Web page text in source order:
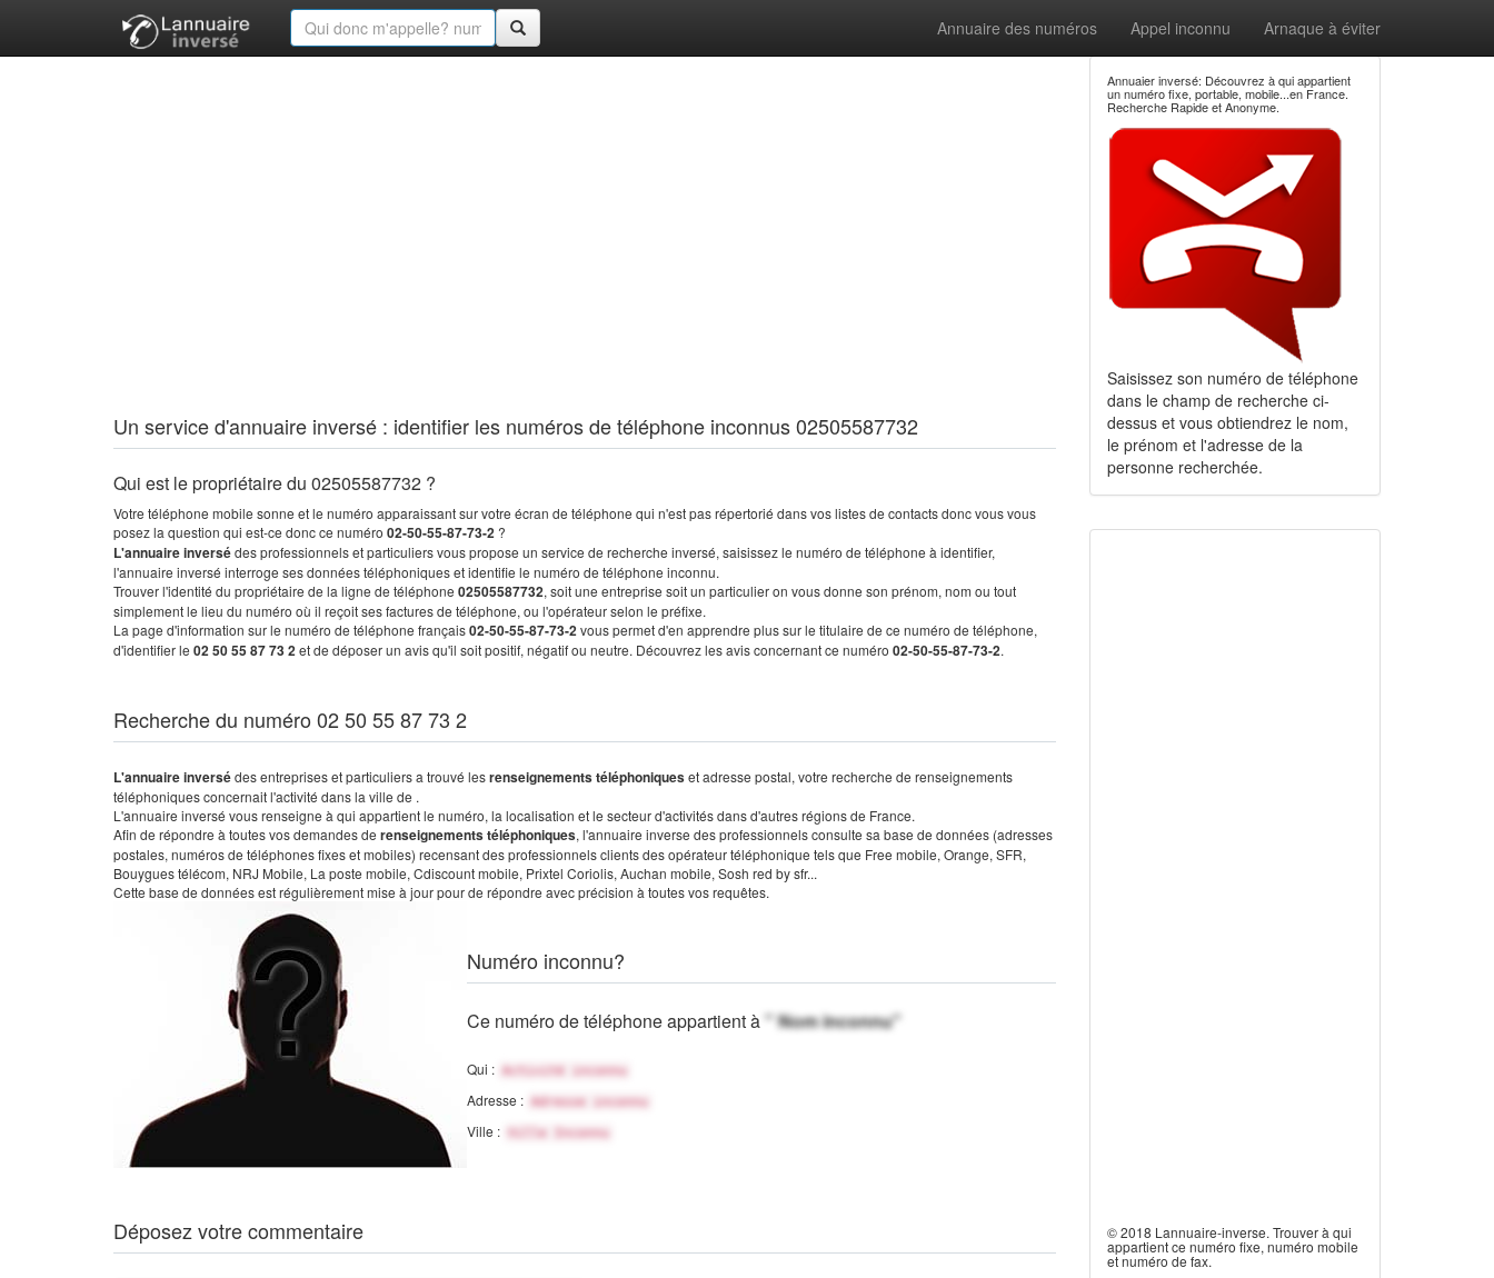
Annuaire des numéros Appel inconnu Arnaque à éviter
Un service d'annuaire inversé : identifier les numéros de téléphone inconnus 02505587732
Qui est le propriétaire du 02505587732 ?
Votre téléphone mobile sonne et le numéro apparaissant sur votre écran de téléphone qui n'est pas répertorié dans vos listes de contacts donc vous vous
posez la question qui est-ce donc ce numéro 02-50-55-87-73-2 ?
L'annuaire inversédes professionnels et particuliers vous propose un service de recherche inversé, saisissez le numéro de téléphone à identifier,
l'annuaire inversé interroge ses données téléphoniques et identifie le numéro de téléphone inconnu.
Trouver l'identité du propriétaire de la ligne de téléphone 02505587732, soit une entreprise soit un particulier on vous donne son prénom, nom ou tout
simplement le lieu du numéro où il reçoit ses factures de téléphone, ou l'opérateur selon le préfixe.
La page d'information sur le numéro de téléphone français02-50-55-87-73-2vous permet d'en apprendre plus sur le titulaire de ce numéro de téléphone,
d'identifier le 02 50 55 87 73 2et de déposer un avis qu'il soit positif, négatif ou neutre. Découvrez les avis concernant ce numéro 02-50-55-87-73-2.
Recherche du numéro 02 50 55 87 73 2
L'annuaire inversédes entreprises et particuliers a trouvé lesrenseignements téléphoniqueset adresse postal, votre recherche de renseignements
téléphoniques concernait l'activité dans la ville de .
L'annuaire inversé vous renseigne à qui appartient le numéro, la localisation et le secteur d'activités dans d'autres régions de France.
Afin de répondre à toutes vos demandes de renseignements téléphoniques, l'annuaire inverse des professionnels consulte sa base de données (adresses
postales, numéros de téléphones fixes et mobiles) recensant des professionnels clients des opérateur téléphonique tels que Free mobile, Orange, SFR,
Bouygues télécom, NRJ Mobile, La poste mobile, Cdiscount mobile, Prixtel Coriolis, Auchan mobile, Sosh red by sfr...
Cette base de données est régulièrement mise à jour pour de répondre avec précision à toutes vos requêtes.
Numéro inconnu?
Ce numéro de téléphone appartient à" Nom inconnu"
Qui : Activité inconnu
Adresse : Adresse inconnu
Ville : Ville Inconnu
Déposez votre commentaire
Annuaier inversé: Découvrez à qui appartient
un numéro fixe, portable, mobile...en France.
Recherche Rapide et Anonyme.
Saisissez son numéro de téléphone
dans le champ de recherche ci-
dessus et vous obtiendrez le nom,
le prénom et l'adresse de la
personne recherchée.
© 2018 Lannuaire-inverse. Trouver à qui
appartient ce numéro fixe, numéro mobile
et numéro de fax.